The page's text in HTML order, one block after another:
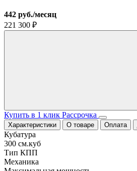
442 руб./месяц
221 300 ₽
Купить в 1 клик Рассрочка
Характеристики О товаре Оплата
Кубатура
300 см.куб
Тип КПП
Механика